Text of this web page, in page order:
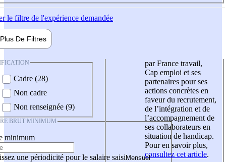
le filtre de l'expérience demandée
Plus De Filtres
Cadre (28)
Non cadre
Non renseignée (9)
BRUT MINIMUM
minimum
une périodicité pour le salaire saisi
par France travail,
Cap emploi et ses
partenaires pour ses
actions concrètes en
faveur du recrutement,
de l’intégration et de
l’accompagnement de
ses collaborateurs en
situation de handicap.
Pour en savoir plus,
consultez cet article.